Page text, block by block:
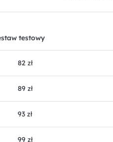
testowy
82 zł
89 zł
93 zł
99 zł